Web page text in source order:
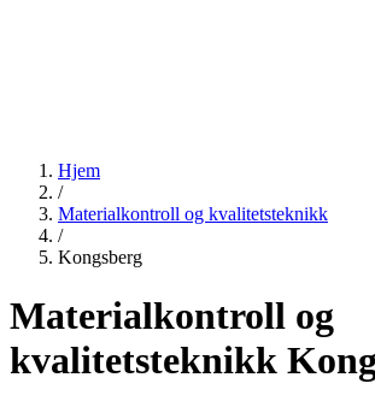
Hjem
/
Materialkontroll og kvalitetsteknikk
/
Kongsberg
Materialkontroll og
kvalitetsteknikk